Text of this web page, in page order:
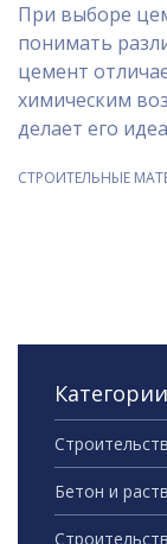
При выборе
понимать
цемент
химическим
делает его
строительных
СТРОИТЕЛЬНЫЕ
Категории
Бетон и